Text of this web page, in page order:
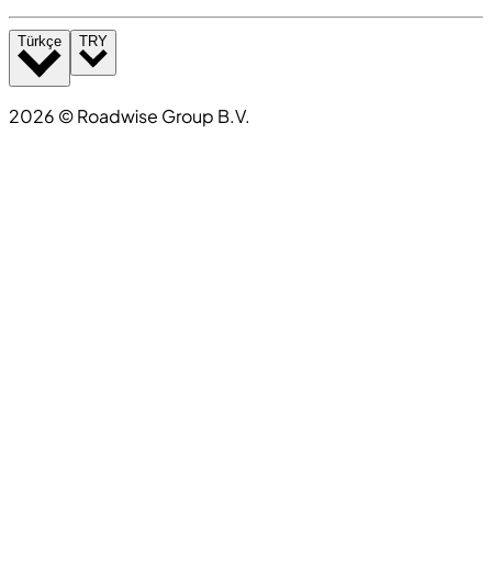
Türkçe TRY
2026 ©Roadwise Group B.V.